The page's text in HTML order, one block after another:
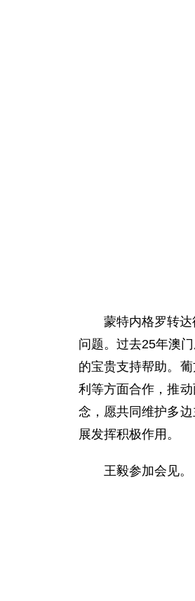
蒙特内格罗转
问题。过去25年澳
的宝贵支持帮助。
利等方面合作，推
念，愿共同维护多
展发挥积极作用。
王毅参加会见。